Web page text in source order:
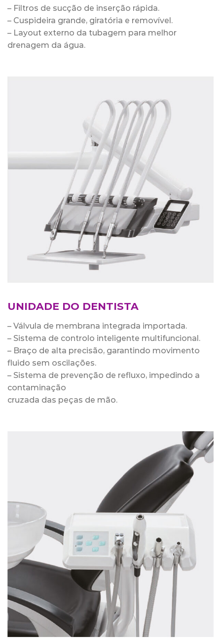
– Filtros de sucção de inserção rápida.
– Cuspideira grande, giratória e removível.
– Layout externo da tubagem para melhor
drenagem da água.
UNIDADE DO DENTISTA
– Válvula de membrana integrada importada.
– Sistema de controlo inteligente multifuncional.
– Braço de alta precisão, garantindo movimento
fluido sem oscilações.
– Sistema de prevenção de refluxo, impedindo a
contaminação
cruzada das peças de mão.